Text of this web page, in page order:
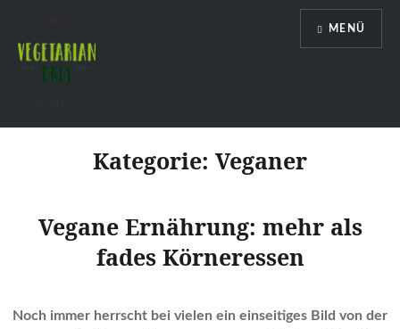
Inhalt
Vegetarian Only
MENÜ
Kategorie: Veganer
Vegane Ernährung: mehr als
fades Körneressen
Noch immer herrscht bei vielen ein einseitiges Bild von der